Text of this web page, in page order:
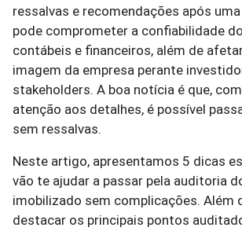
ressalvas e recomendações após
pode comprometer a confiabilidade
contábeis e financeiros, além de
imagem da empresa perante
stakeholders. A boa notícia é que,
atenção aos detalhes, é possível
sem ressalvas.
Neste artigo, apresentamos 5 dicas
vão te ajudar a passar pela auditoria
imobilizado sem complicações. Além
destacar os principais pontos